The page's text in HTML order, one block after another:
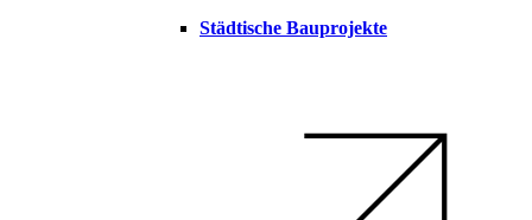
Städtische Bauprojekte